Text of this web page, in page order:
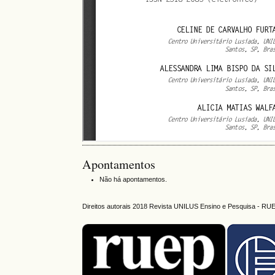
Apontamentos
Não há apontamentos.
Direitos autorais 2018 Revista UNILUS Ensino e Pesquisa -